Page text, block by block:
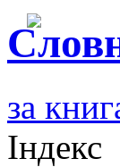
за
Індекс